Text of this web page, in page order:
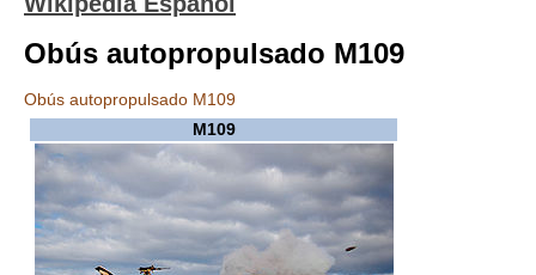
Obús autopropulsado M109
Obús autopropulsado M109
M109